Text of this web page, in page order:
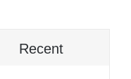
Recent